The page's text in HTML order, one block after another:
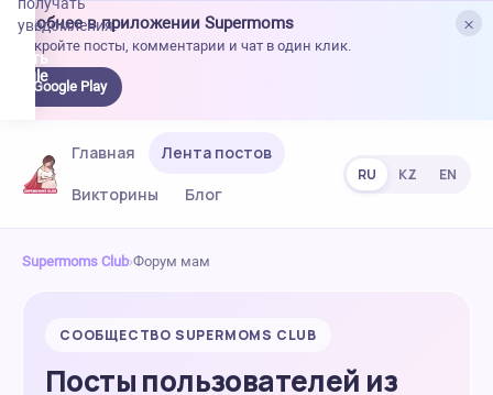
×
Удобнее в приложении Supermoms
Откройте посты, комментарии и чат в один клик.
Google Play
уведомления.
Главная
Лента постов
Викторины
Блог
RU KZ EN
Supermoms Club›Форум мам
СООБЩЕСТВО SUPERMOMS CLUB
Посты пользователей из